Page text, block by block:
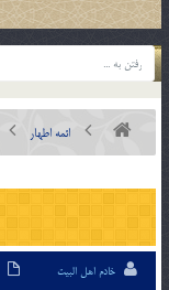
ائمه اطهار
خادم اهل البیت